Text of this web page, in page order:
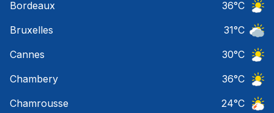
Bordeaux
36°C
Bruxelles
31°C
Cannes
30°C
Chambery
36°C
Chamrousse
24°C